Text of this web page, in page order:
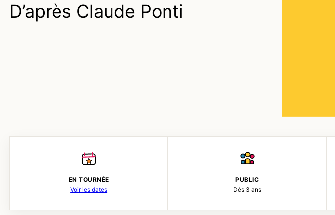
D’après Claude Ponti
EN TOURNÉE
Voir les dates
PUBLIC
Dès 3 ans